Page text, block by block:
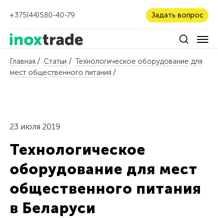
+375(44)580-40-79 Задать вопрос
Главная Статьи
Технологическое оборудование для
мест общественного питания
23 июля 2019
Технологическое
оборудование для мест
общественного питания
в Беларуси